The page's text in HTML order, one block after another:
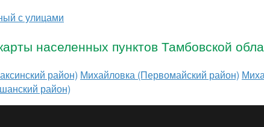
с улицами
населенных пунктов Тамбовской
район) Михайловка (Первомайский район)
район)